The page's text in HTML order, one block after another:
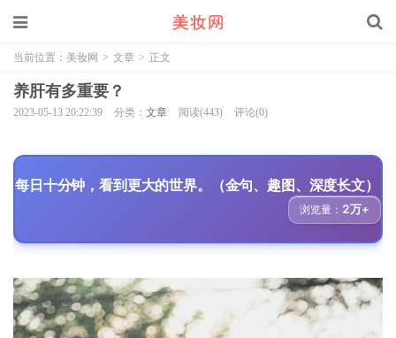
当前位置： 美妆网 > 文章 > 正文
养肝有多重要？
2023-05-13 20:22:39 分类： 文章 阅读(443) 评论(0)
每日十分钟，看到更大的世界。（金句、趣图、深度长文）
浏览量： 2万+